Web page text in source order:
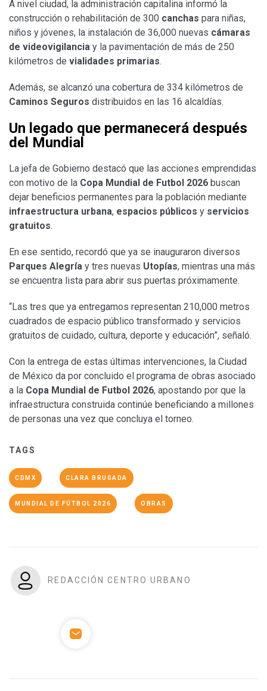
A nivel ciudad, la administración capitalina informó la
construcción o rehabilitación de 300 canchas para niñas,
niños y jóvenes, la instalación de 36,000 nuevas cámaras
de videovigilancia y la pavimentación de más de 250
kilómetros de vialidades primarias.
Además, se alcanzó una cobertura de 334 kilómetros de
Caminos Seguros distribuidos en las 16 alcaldías.
Un legado que permanecerá después
del Mundial
La jefa de Gobierno destacó que las acciones emprendidas
con motivo de la Copa Mundial de Futbol 2026 buscan
dejar beneficios permanentes para la población mediante
infraestructura urbana, espacios públicos y servicios
gratuitos.
En ese sentido, recordó que ya se inauguraron diversos
Parques Alegría y tres nuevas Utopías, mientras una más
se encuentra lista para abrir sus puertas próximamente.
“Las tres que ya entregamos representan 210,000 metros
cuadrados de espacio público transformado y servicios
gratuitos de cuidado, cultura, deporte y educación”, señaló.
Con la entrega de estas últimas intervenciones, la Ciudad
de México da por concluido el programa de obras asociado
a la Copa Mundial de Futbol 2026, apostando por que la
infraestructura construida continúe beneficiando a millones
de personas una vez que concluya el torneo.
TAGS
CDMX CLARA BRUGADA
MUNDIAL DE FÚTBOL 2026 OBRAS
REDACCIÓN CENTRO URBANO